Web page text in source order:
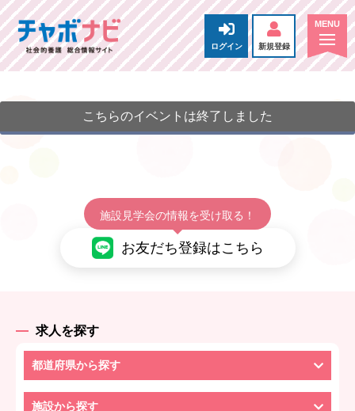
ログイン 新規登録
こちらのイベントは終了しました
施設見学会の情報を受け取る！
お友だち登録はこちら
求人を探す
都道府県から探す
施設から探す